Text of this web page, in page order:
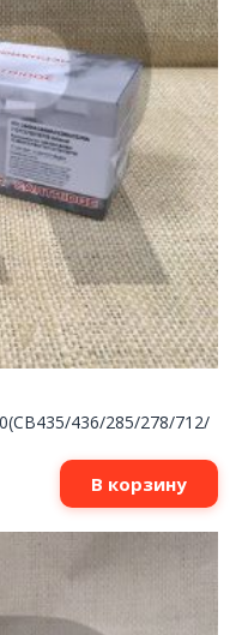
436/285/278/712/
В корзину